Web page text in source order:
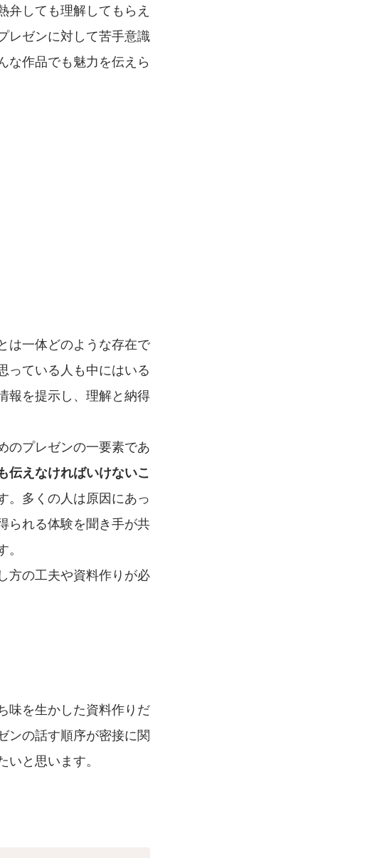
しても理解してもらえ
レゼンに対して苦手意識
な作品でも魅力を伝えら
は一体どのような存在で
っている人も中にはいる
報を提示し、理解と納得
のプレゼンの一要素であ
伝えなければいけないこ
。多くの人は原因にあっ
られる体験を聞き手が共
方の工夫や資料作りが必
味を生かした資料作りだ
ンの話す順序が密接に関
と思います。